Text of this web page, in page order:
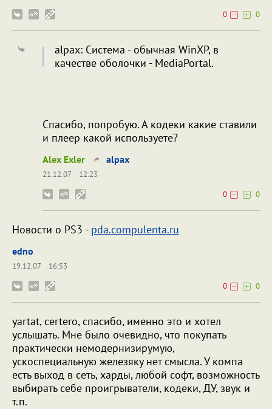
0
0
alpax: Система - обычная WinXP, в
качестве оболочки - MediaPortal.
Спасибо, попробую. А кодеки какие ставили
и плеер какой используете?
Alex Exler alpax
21.12.07
12:23
0
0
Новости о PS3 - pda.compulenta.ru
edno
19.12.07
16:53
0
0
yartat, certero, спасибо, именно это и хотел
услышать. Мне было очевидно, что покупать
практически немодернизирумую,
ускоспециальную железяку нет смысла. У компа
есть выход в сеть, харды, любой софт, возможность
выбирать себе проигрыватели, кодеки, ДУ, звук и
т.п.